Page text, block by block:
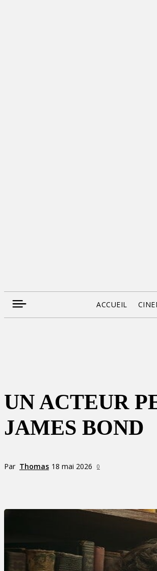
ACCUEIL
UN ACTEUR
JAMES BOND
Par Thomas 18 mai 2026 0